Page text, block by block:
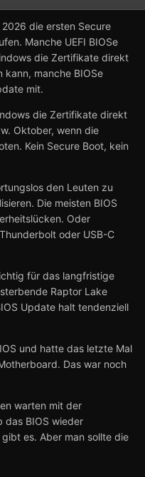
die ersten Secure
Manche UEFI BIOSe
die Zertifikate direkt
kann, manche BIOSe
mit.
die Zertifikate direkt
Oktober, wenn die
Kein Secure Boot, kein
den Leuten zu
Die meisten BIOS
Oder
oder USB-C
für das langfristige
Raptor Lake
Update halt tendenziell
und hatte das letzte Mal
Das war noch
warten mit der
das BIOS wieder
es. Aber man sollte die